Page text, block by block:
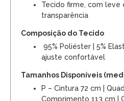
Tecido firme, com leve
transparência
Composição do Tecido
95% Poliéster | 5%
ajuste confortável
Tamanhos Disponíveis
P – Cintura 72 cm |
Comprimento 113 cm |